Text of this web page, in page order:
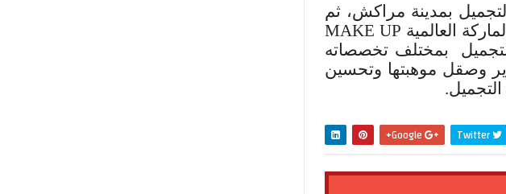
بمدينة مراكش، ثم
العالمية MAKE UP
بمختلف تخصصاته
وصقل موهبتها وتحسين
Twitter